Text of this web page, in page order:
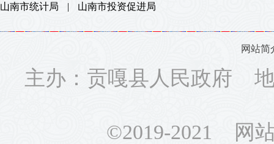
山南市统计局 | 山南市投资促进局
网站简
主办：贡嘎县人民政府
©2019-2021 网